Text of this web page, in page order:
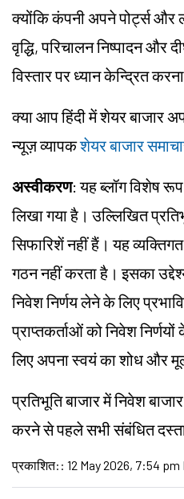
क्योंकि कंपनी अपने पोर्ट्स और
वृद्धि, परिचालन निष्पादन और
विस्तार पर ध्यान केन्द्रित
क्या आप हिंदी में शेयर बाजार
न्यूज़ व्यापकशेयर बाजार
अस्वीकरण: यह ब्लॉग विशेष
लिखा गया है। उल्लिखित
सिफारिशें नहीं हैं। यह
गठन नहीं करता है। इसका
निवेश निर्णय लेने के लिए
प्राप्तकर्ताओं को निवेश
लिए अपना स्वयं का शोध और
प्रतिभूति बाजार में निवेश
करने से पहले सभी संबंधित
प्रकाशित: : 12 May 2026, 7:54 pm